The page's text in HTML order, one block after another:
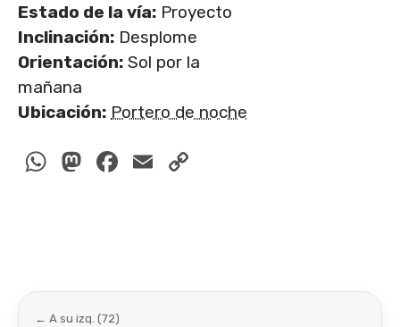
Estado de la vía: Proyecto
Inclinación: Desplome
Orientación: Sol por la
mañana
Ubicación: Portero de noche
WhatsApp
Mastodon
Facebook
Email
← A su izq. (72)